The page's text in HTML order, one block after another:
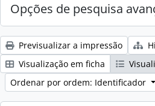
Opções de pesquisa
Previsualizar a impressão
Visualização em ficha
Ordenar por ordem: Identificador